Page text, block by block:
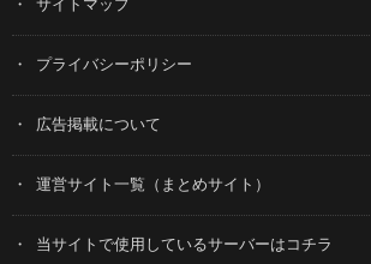
サイトマップ
プライバシーポリシー
広告掲載について
運営サイト一覧（まとめサイト）
当サイトで使用しているサーバーはコチラ